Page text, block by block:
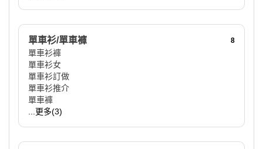
單車衫/單車褲 8
單車衫褲
單車衫女
單車衫訂做
單車衫推介
單車褲
...更多(3)